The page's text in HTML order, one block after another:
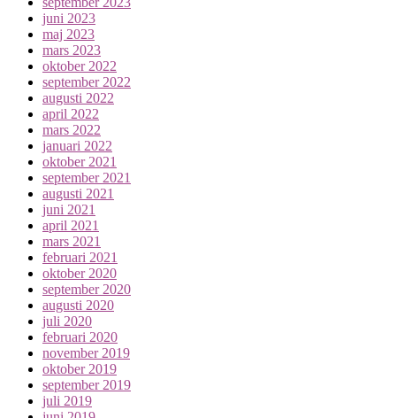
juni 2023
maj 2023
mars 2023
oktober 2022
september 2022
augusti 2022
april 2022
mars 2022
januari 2022
oktober 2021
september 2021
augusti 2021
juni 2021
april 2021
mars 2021
februari 2021
oktober 2020
september 2020
augusti 2020
juli 2020
februari 2020
november 2019
oktober 2019
september 2019
juli 2019